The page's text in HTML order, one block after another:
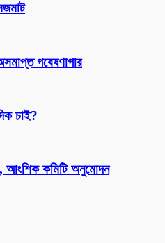
গবেষণাগার
চাই?
আংশিক কমিটি অনুমোদন